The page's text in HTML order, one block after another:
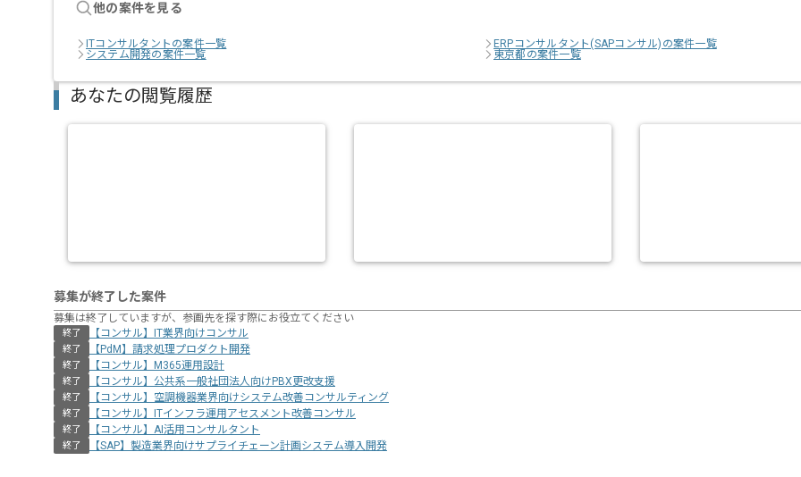
他の案件を見る
ITコンサルタントの案件一覧
ERPコンサルタント(SAPコンサル)の案件一覧
システム開発の案件一覧
東京都の案件一覧
あなたの閲覧履歴
募集が終了した案件
募集は終了していますが、参画先を探す際にお役立てください
終了 【コンサル】IT業界向けコンサル
終了 【PdM】請求処理プロダクト開発
終了 【コンサル】M365運用設計
終了 【コンサル】公共系一般社団法人向けPBX更改支援
終了 【コンサル】空調機器業界向けシステム改善コンサルティング
終了 【コンサル】ITインフラ運用アセスメント改善コンサル
終了 【コンサル】AI活用コンサルタント
終了 【SAP】製造業界向けサプライチェーン計画システム導入開発